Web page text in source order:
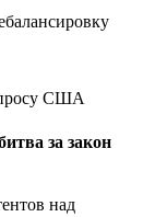
за закон
над